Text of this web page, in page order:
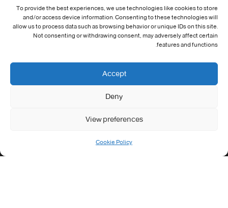
To provide the best experiences, we use technologies like cookies to store
and/or access device information. Consenting to these technologies will
allow us to process data such as browsing behavior or unique IDs on this site.
Not consenting or withdrawing consent, may adversely affect certain
features and functions.
Accept
Deny
View preferences
Cookie Policy
معلومات الاتصال
Address:
جامعة العربي التبسي طريق قسنطينة - تبسة
contact@univ-tebessa.dz